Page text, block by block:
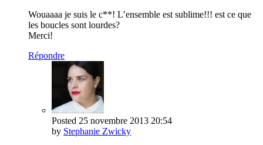
Wouaaaa je suis le c**! L’ensemble est sublime!!! est ce que
les boucles sont lourdes?
Merci!
Répondre
Posted 25 novembre 2013 20:54
by Stephanie Zwicky